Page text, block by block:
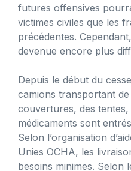
futures offensives
victimes civiles que les
précédentes.
devenue encore plus
Depuis le début du
camions transportant
couvertures, des tentes,
médicaments sont
Selon l’organisation
Unies OCHA, les
besoins minimes. Selon